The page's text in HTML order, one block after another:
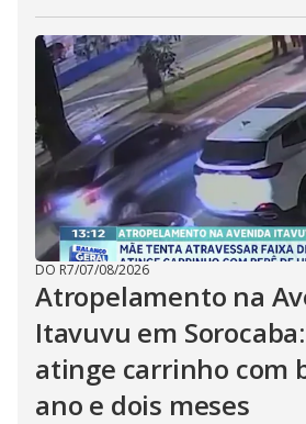
DO R7/07/08/2026
Atropelamento na
Itavuvu em
atinge carrinho com
ano e dois meses